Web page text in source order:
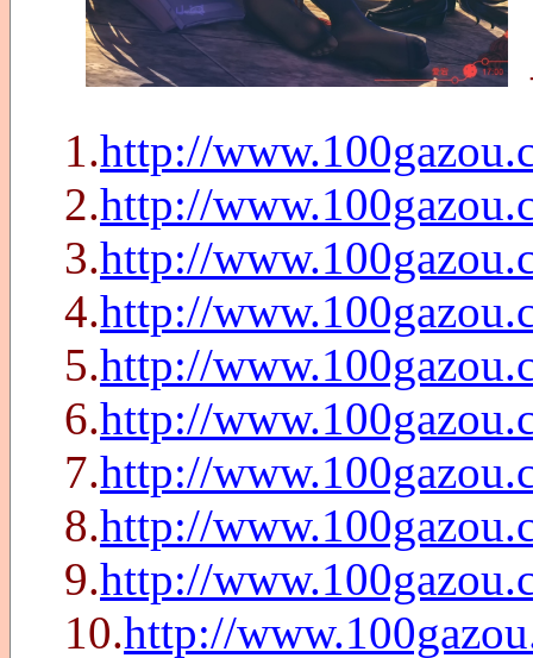
1.http://
2.http://
3.http://
4.http://
5.http://
6.http://
7.http://
8.http://
9.http://
10.http://